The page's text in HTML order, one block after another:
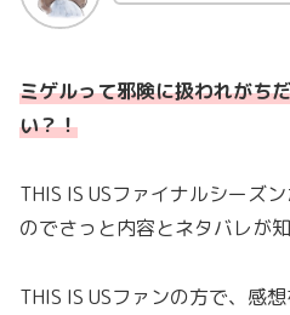
ミゲルって邪険に扱われがち
い？！
THIS IS USファイナルシーズ
のでさっと内容とネタバレが
THIS IS USファンの方で、感